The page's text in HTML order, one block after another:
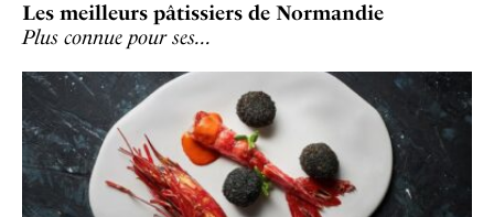
Les meilleurs pâtissiers de Normandie
Plus connue pour ses…